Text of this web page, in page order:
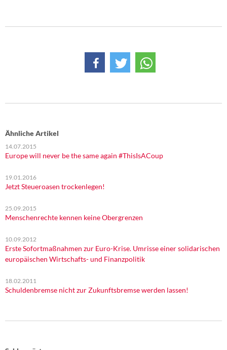
Ähnliche Artikel
14.07.2015
Europe will never be the same again #ThisIsACoup
19.01.2016
Jetzt Steueroasen trockenlegen!
25.09.2015
Menschenrechte kennen keine Obergrenzen
10.09.2012
Erste Sofortmaßnahmen zur Euro-Krise. Umrisse einer solidarischen
europäischen Wirtschafts- und Finanzpolitik
18.02.2011
Schuldenbremse nicht zur Zukunftsbremse werden lassen!